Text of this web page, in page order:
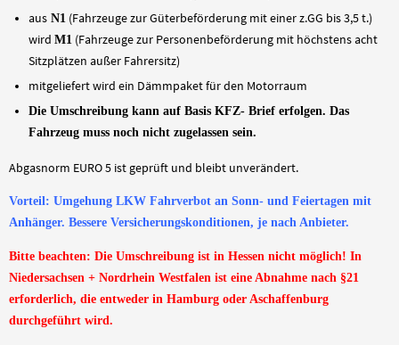
ausN1(Fahrzeuge zur Güterbeförderung mit einer z.GG bis 3,5 t.)
wird M1(Fahrzeuge zur Personenbeförderung mit höchstens acht
Sitzplätzen außer Fahrersitz)
mitgeliefert wird ein Dämmpaket für den Motorraum
Die Umschreibung kann auf Basis KFZ- Brief erfolgen. Das
Fahrzeug muss noch nicht zugelassen sein.
Abgasnorm EURO 5 ist geprüft und bleibt unverändert.
Vorteil: Umgehung LKW Fahrverbot an Sonn- und Feiertagen mit
Anhänger. Bessere Versicherungskonditionen, je nach Anbieter.
Bitte beachten: Die Umschreibung ist in Hessen nicht möglich! In
Niedersachsen + Nordrhein Westfalen ist eine Abnahme nach §21
erforderlich, die entweder in Hamburg oder Aschaffenburg
durchgeführt wird.